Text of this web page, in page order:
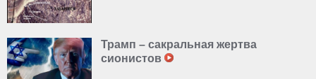
Трамп – сакральная жертва
сионистов